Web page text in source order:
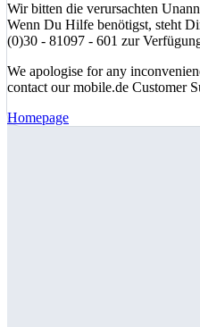
Wir bitten die verursachten
Wenn Du Hilfe benötigst, steht
(0)30 - 81097 - 601 zur
We apologise for any
contact our mobile.de Customer
Homepage